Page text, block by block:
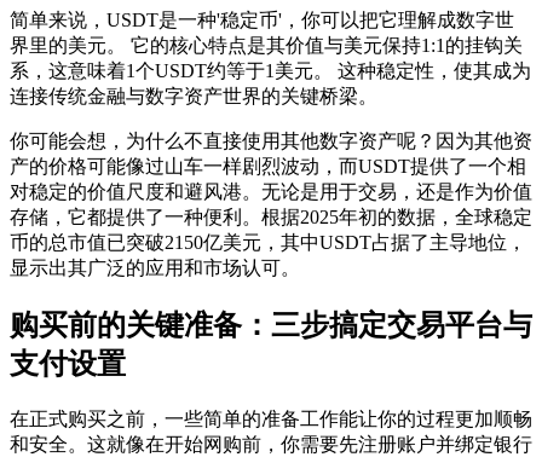
简单来说，USDT是一种'稳定币'，你可以把它理解成数字世
界里的美元。 它的核心特点是其价值与美元保持1:1的挂钩关
系，这意味着1个USDT约等于1美元。 这种稳定性，使其成为
连接传统金融与数字资产世界的关键桥梁。
你可能会想，为什么不直接使用其他数字资产呢？因为其他资
产的价格可能像过山车一样剧烈波动，而USDT提供了一个相
对稳定的价值尺度和避风港。无论是用于交易，还是作为价值
存储，它都提供了一种便利。根据2025年初的数据，全球稳定
币的总市值已突破2150亿美元，其中USDT占据了主导地位，
显示出其广泛的应用和市场认可。
购买前的关键准备：三步搞定交易平台与
支付设置
在正式购买之前，一些简单的准备工作能让你的过程更加顺畅
和安全。这就像在开始网购前，你需要先注册账户并绑定银行